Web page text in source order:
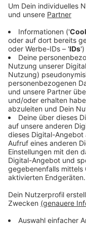
Wir freuen uns mit
der Burg
Gäste aus den
Gastgeber
dem Steamrider
einlädt.
Hier geht es zum
Anzeige